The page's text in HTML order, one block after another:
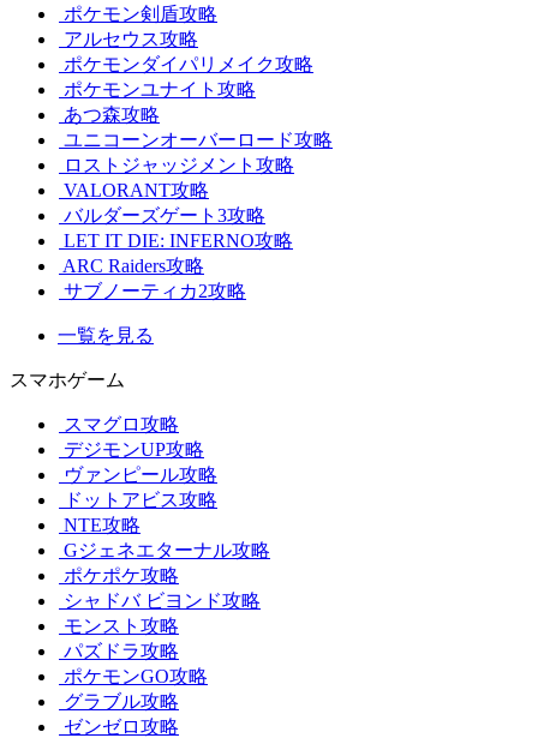
ポケモン剣盾攻略
アルセウス攻略
ポケモンダイパリメイク攻略
ポケモンユナイト攻略
あつ森攻略
ユニコーンオーバーロード攻略
ロストジャッジメント攻略
VALORANT攻略
バルダーズゲート3攻略
LET IT DIE: INFERNO攻略
ARC Raiders攻略
サブノーティカ2攻略
一覧を見る
スマホゲーム
スマグロ攻略
デジモンUP攻略
ヴァンピール攻略
ドットアビス攻略
NTE攻略
Gジェネエターナル攻略
ポケポケ攻略
シャドバ ビヨンド攻略
モンスト攻略
パズドラ攻略
ポケモンGO攻略
グラブル攻略
ゼンゼロ攻略